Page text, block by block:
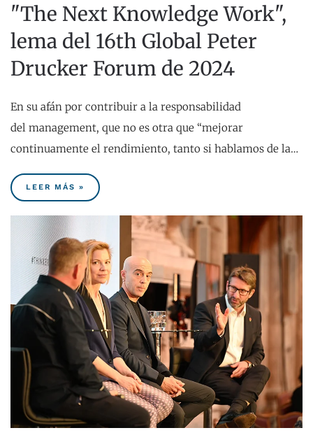
"The Next Knowledge Work",
lema del 16th Global Peter
Drucker Forum de 2024
En su afán por contribuir a la responsabilidad
del management, que no es otra que “mejorar
continuamente el rendimiento, tanto si hablamos de la…
LEER MÁS »